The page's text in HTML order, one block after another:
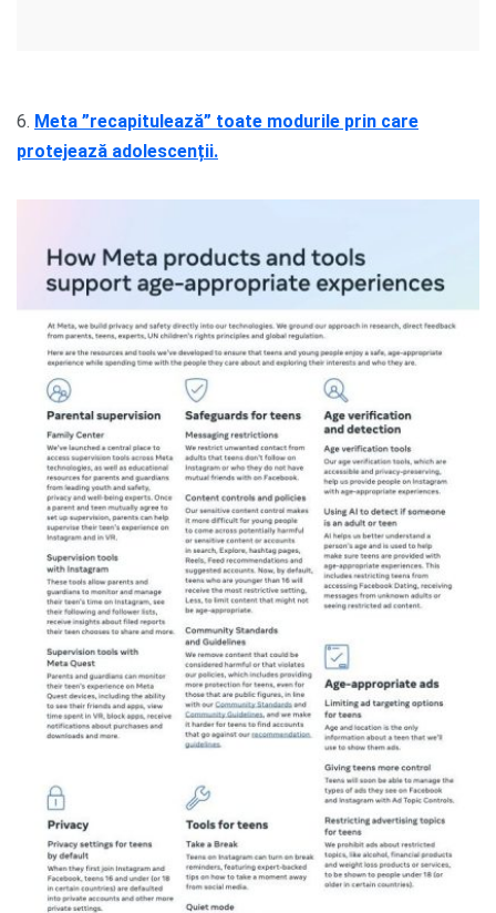
6. Meta ”recapitulează” toate modurile prin care
protejează adolescenții.